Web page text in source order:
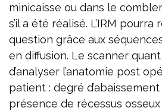
minicaisse ou dans le
s’il a été réalisé. L’IRM
question grâce aux
en diffusion. Le scanner
d’analyser l’anatomie post
patient : degré
présence de récessus